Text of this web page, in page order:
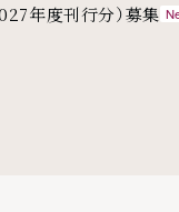
年度刊行分）募集